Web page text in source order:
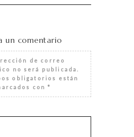
un comentario
de correo
no será publicada.
obligatorios están
con *